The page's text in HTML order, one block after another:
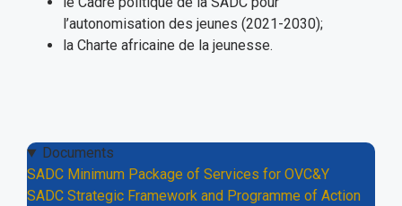
l’autonomisation des jeunes (2021-2030);
la Charte africaine de la jeunesse.
Documents
SADC Minimum Package of Services for OVC&Y
SADC Strategic Framework and Programme of Action